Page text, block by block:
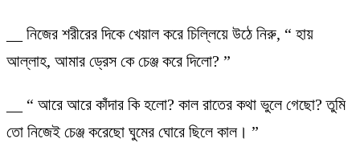
__ নিজের শরীরের দিকে খেয়াল করে চিল্লিয়ে উঠে নিরু, “ হায়
আল্লাহ, আমার ড্রেস কে চেঞ্জ করে দিলো? ”
__ “ আরে আরে কাঁদার কি হলো? কাল রাতের কথা ভুলে গেছো? তুমি
তো নিজেই চেঞ্জ করেছো ঘুমের ঘোরে ছিলে কাল। ”